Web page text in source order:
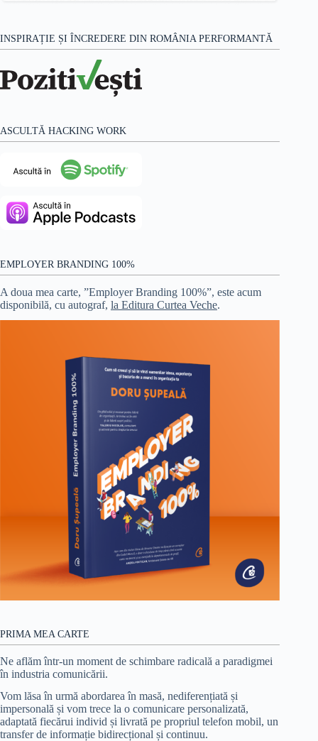
INSPIRAȚIE ȘI ÎNCREDERE DIN ROMÂNIA PERFORMANTĂ
ASCULTĂ HACKING WORK
EMPLOYER BRANDING 100%
A doua mea carte, ”Employer Branding 100%”, este acum
disponibilă, cu autograf, la Editura Curtea Veche.
PRIMA MEA CARTE
Ne aflăm într-un moment de schimbare radicală a paradigmei
în industria comunicării.
Vom lăsa în urmă abordarea în masă, nediferențiată și
impersonală și vom trece la o comunicare personalizată,
adaptată fiecărui individ și livrată pe propriul telefon mobil, un
transfer de informație bidirecțional și continuu.